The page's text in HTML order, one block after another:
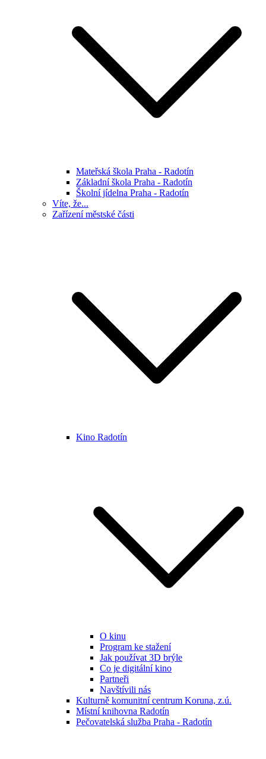
Mateřská škola Praha - Radotín
Základní škola Praha - Radotín
Školní jídelna Praha - Radotín
Víte, že...
Zařízení městské části
Kino Radotín
O kinu
Program ke stažení
Jak používat 3D brýle
Co je digitální kino
Partneři
Navštívili nás
Kulturně komunitní centrum Koruna, z.ú.
Místní knihovna Radotín
Pečovatelská služba Praha - Radotín